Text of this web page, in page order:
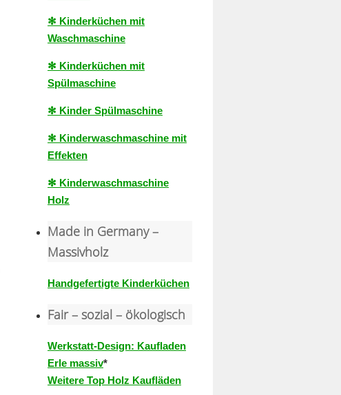
✻ Kinderküchen mit
Waschmaschine
✻ Kinderküchen mit
Spülmaschine
✻ Kinder Spülmaschine
✻ Kinderwaschmaschine mit
Effekten
✻ Kinderwaschmaschine
Holz
Made in Germany –
Massivholz
Handgefertigte Kinderküchen
Fair – sozial – ökologisch
Werkstatt-Design: Kaufladen
Erle massiv*
Weitere Top Holz Kaufläden